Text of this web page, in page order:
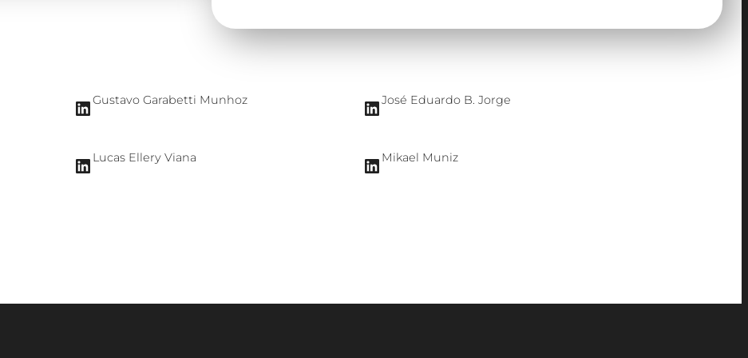
LinkedIn Gustavo Garabetti Munhoz LinkedIn José Eduardo B. Jorge
LinkedIn Lucas Ellery Viana LinkedIn Mikael Muniz